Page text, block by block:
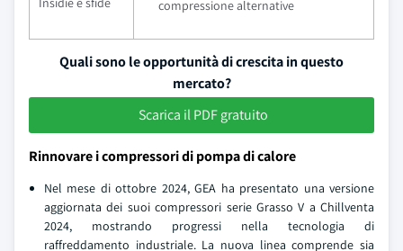
compressione alternative
Quali sono le opportunità di crescita in questo
mercato?
Scarica il PDF gratuito
Rinnovare i compressori di pompa di calore
Nel mese di ottobre 2024, GEA ha presentato una versione
aggiornata dei suoi compressori serie Grasso V a Chillventa
2024, mostrando progressi nella tecnologia di
raffreddamento industriale. La nuova linea comprende sia